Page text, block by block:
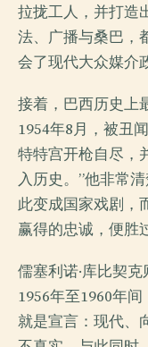
拉拢工人，并打造
法、广播与桑巴，
会了现代大众媒介
接着，巴西历史上
1954年8月，被丑
特特宫开枪自尽，
入历史。”他非常
此变成国家戏剧，
赢得的忠诚，便胜
儒塞利诺·库比契
1956年至1960年
就是宣言：现代、